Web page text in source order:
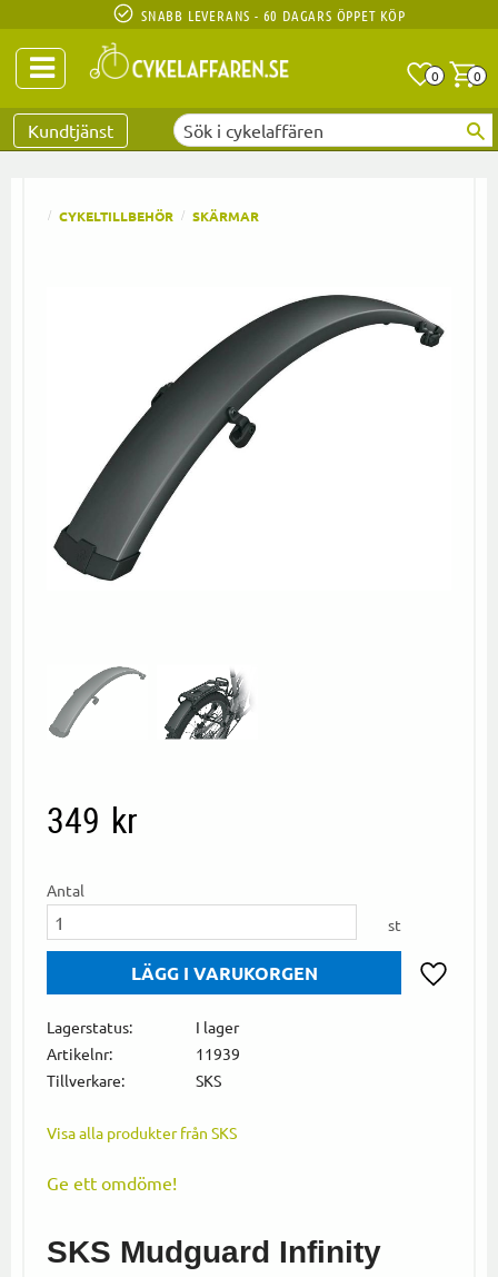
SNABB LEVERANS - 60 DAGARS ÖPPET KÖP
0 0
Kundtjänst
CYKELTILLBEHÖR SKÄRMAR
349 kr
Antal
st
Lagerstatus
I lager
Artikelnr
11939
Tillverkare
SKS
Visa alla produkter från SKS
Ge ett omdöme!
SKS Mudguard Infinity